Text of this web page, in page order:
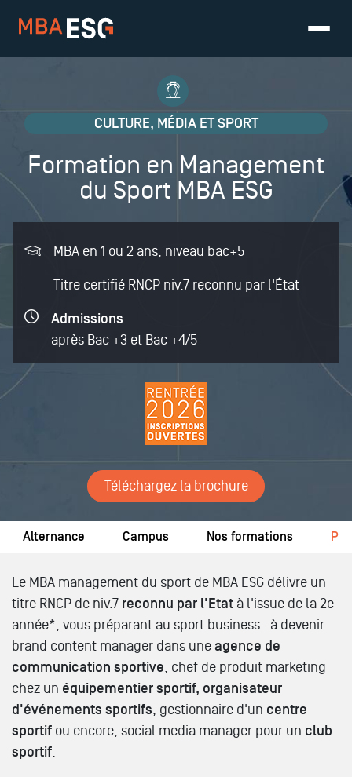
CULTURE, MÉDIA ET SPORT
Formation en Management
du Sport MBA ESG
MBA en 1 ou 2 ans, niveau bac+5
Titre certifié RNCP niv.7 reconnu par l'État
Admissions
après Bac +3 et Bac +4/5
Téléchargez la brochure
Alternance Campus Nos formations
Le MBA management du sport de MBA ESG délivre un
titre RNCP de niv.7 reconnu par l'Etat à l'issue de la 2e
année*, vous préparant au sport business : à devenir
brand content manager dans une agence de
communication sportive, chef de produit marketing
chez un équipementier sportif, organisateur
d'événements sportifs, gestionnaire d'un centre
sportif ou encore, social media manager pour un club
sportif.